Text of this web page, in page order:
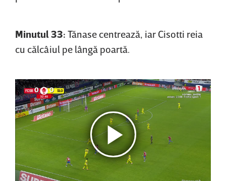
Minutul 33: Tănase centrează, iar Cisotti reia
cu călcâiul pe lângă poartă.